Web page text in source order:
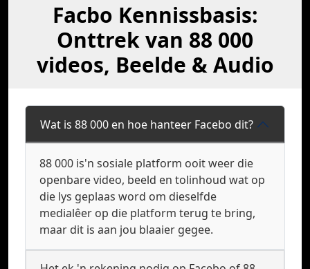
Facbo Kennissbasis:
Onttrek van 88 000
videos, Beelde & Audio
Wat is 88 000 en hoe hanteer Facebo dit?
88 000 is'n sosiale platform ooit weer die
openbare video, beeld en tolinhoud wat op
die lys geplaas word om dieselfde
medialêer op die platform terug te bring,
maar dit is aan jou blaaier gegee.